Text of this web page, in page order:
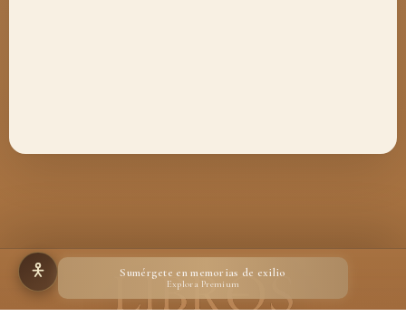
Sumérgete en memorias de exilio
Explora Premium